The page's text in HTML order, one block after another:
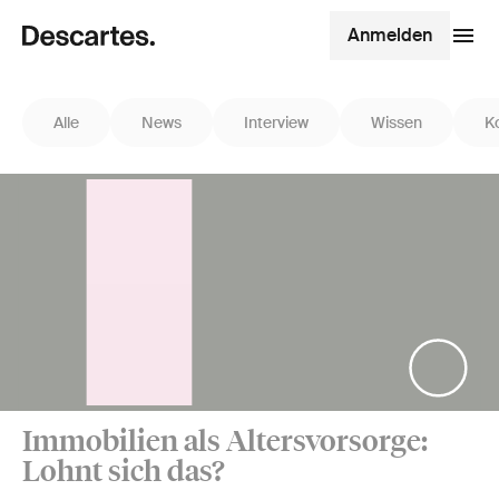
Anmelden
Alle News Interview Wissen
Immobilien als Altersvorsorge:
Lohnt sich das?